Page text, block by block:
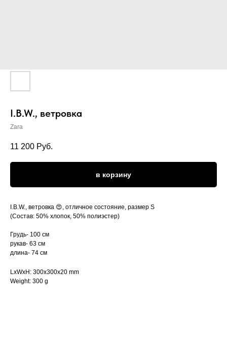
I.B.W., ветровка
Zara
11 200 Руб.
в корзину
I.B.W., ветровка 😍, отличное состояние, размер S
(Состав: 50% хлопок, 50% полиэстер)
Грудь- 100 см
рукав- 63 см
длина- 74 см
LxWxH: 300x300x20 mm
Weight: 300 g